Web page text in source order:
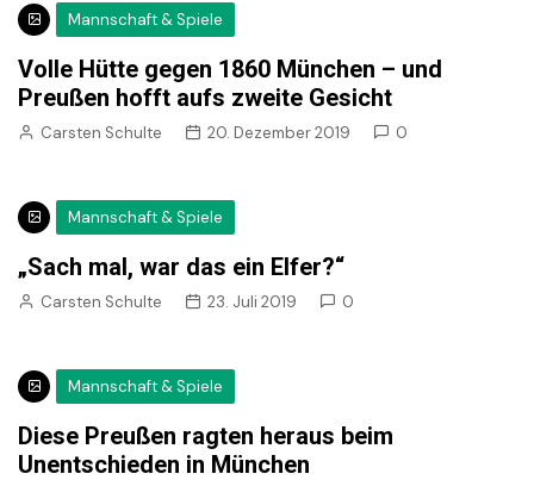
Mannschaft & Spiele
Volle Hütte gegen 1860 München – und
Preußen hofft aufs zweite Gesicht
Carsten Schulte 20. Dezember 2019 0
Mannschaft & Spiele
„Sach mal, war das ein Elfer?“
Carsten Schulte 23. Juli 2019 0
Mannschaft & Spiele
Diese Preußen ragten heraus beim
Unentschieden in München